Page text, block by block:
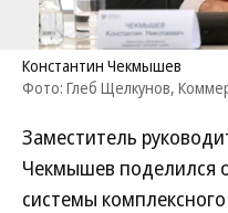
Константин Чекмышев
Фото: Глеб Щелкунов,
Заместитель
Чекмышев поделился
системы